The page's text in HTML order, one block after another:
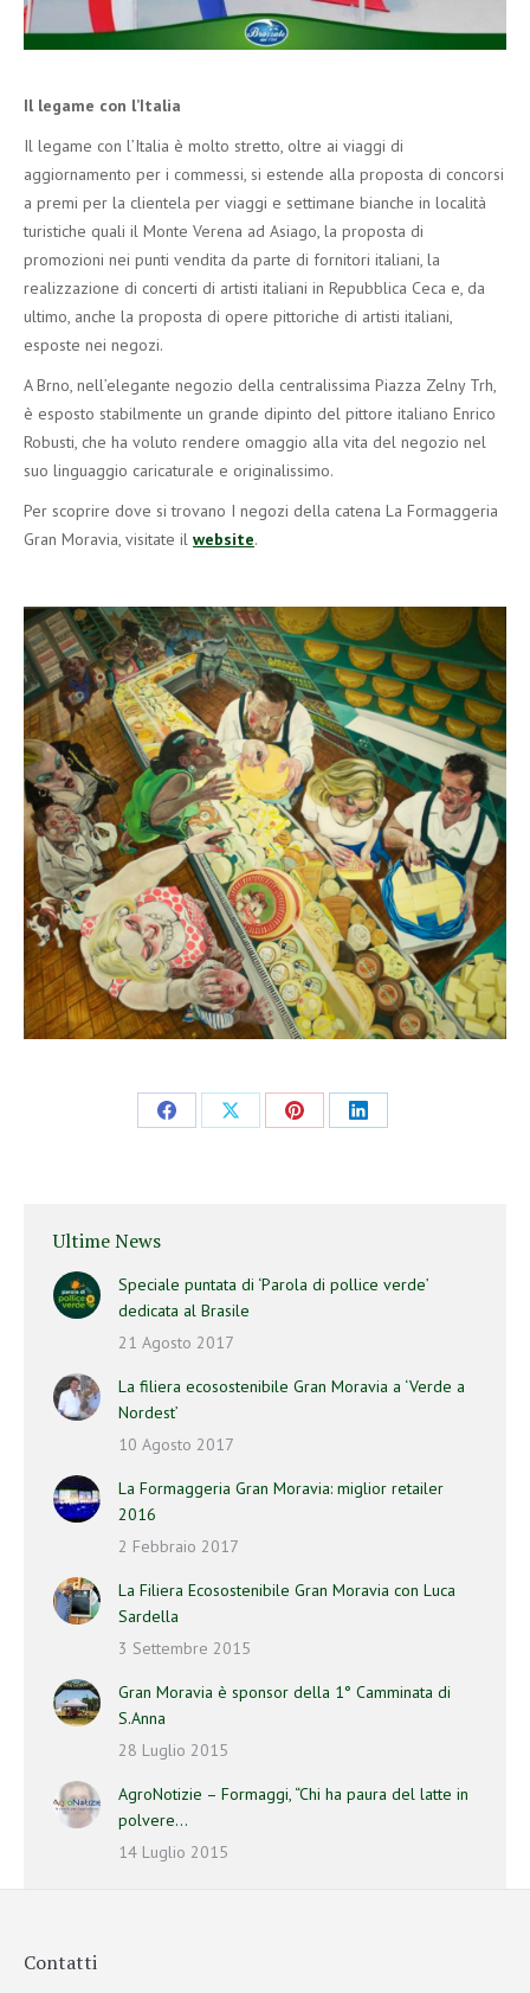
Il legame con l’Italia
Il legame con l’Italia è molto stretto, oltre ai viaggi di
aggiornamento per i commessi, si estende alla proposta di concorsi
a premi per la clientela per viaggi e settimane bianche in località
turistiche quali il Monte Verena ad Asiago, la proposta di
promozioni nei punti vendita da parte di fornitori italiani, la
realizzazione di concerti di artisti italiani in Repubblica Ceca e, da
ultimo, anche la proposta di opere pittoriche di artisti italiani,
esposte nei negozi.
A Brno, nell’elegante negozio della centralissima Piazza Zelny Trh,
è esposto stabilmente un grande dipinto del pittore italiano Enrico
Robusti, che ha voluto rendere omaggio alla vita del negozio nel
suo linguaggio caricaturale e originalissimo.
Per scoprire dove si trovano I negozi della catena La Formaggeria
Gran Moravia, visitate il website.
Ultime News
Speciale puntata di ‘Parola di pollice verde’
dedicata al Brasile
21 Agosto 2017
La filiera ecosostenibile Gran Moravia a ‘Verde a
Nordest’
10 Agosto 2017
La Formaggeria Gran Moravia: miglior retailer
2016
2 Febbraio 2017
La Filiera Ecosostenibile Gran Moravia con Luca
Sardella
3 Settembre 2015
Gran Moravia è sponsor della 1° Camminata di
S.Anna
28 Luglio 2015
AgroNotizie – Formaggi, “Chi ha paura del latte in
polvere…
14 Luglio 2015
Contatti